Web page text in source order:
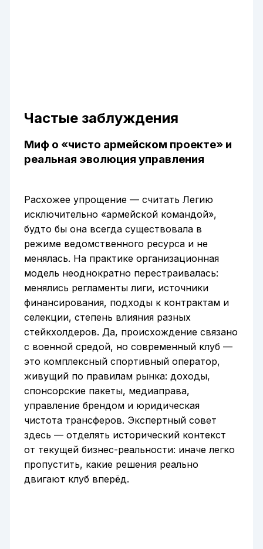
Частые заблуждения
Миф о «чисто армейском проекте» и
реальная эволюция управления
Расхожее упрощение — считать Легию
исключительно «армейской командой»,
будто бы она всегда существовала в
режиме ведомственного ресурса и не
менялась. На практике организационная
модель неоднократно перестраивалась:
менялись регламенты лиги, источники
финансирования, подходы к контрактам и
селекции, степень влияния разных
стейкхолдеров. Да, происхождение связано
с военной средой, но современный клуб —
это комплексный спортивный оператор,
живущий по правилам рынка: доходы,
спонсорские пакеты, медиаправа,
управление брендом и юридическая
чистота трансферов. Экспертный совет
здесь — отделять исторический контекст
от текущей бизнес-реальности: иначе легко
пропустить, какие решения реально
двигают клуб вперёд.